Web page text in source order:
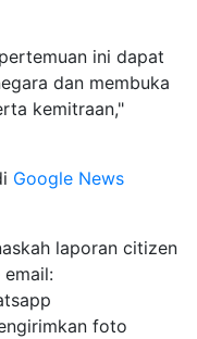
ini dapat
dan membuka
kemitraan,"
Google News
laporan citizen
foto